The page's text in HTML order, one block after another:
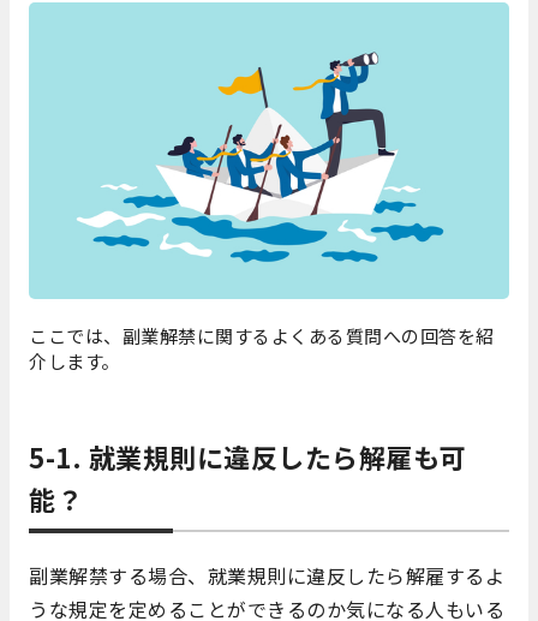
ここでは、副業解禁に関するよくある質問への回答を紹
介します。
5-1. 就業規則に違反したら解雇も可
能？
副業解禁する場合、就業規則に違反したら解雇するよ
うな規定を定めることができるのか気になる人もいる